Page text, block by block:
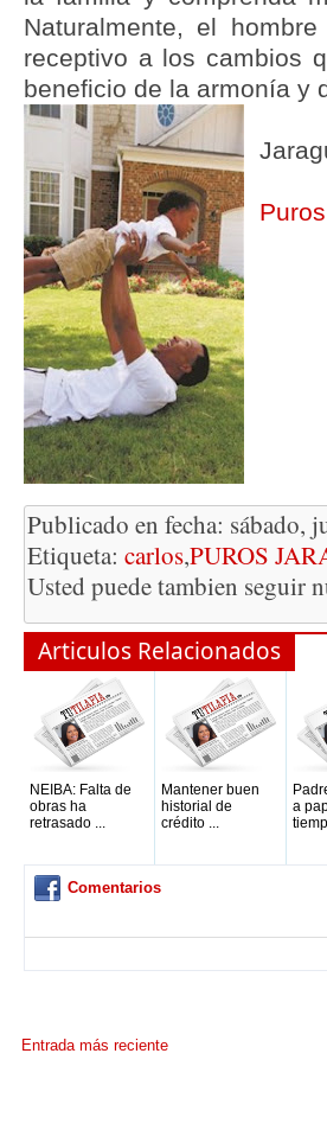
Naturalmente, el
receptivo a los cambios
beneficio de la armonía y
Puros
Publicado en fecha: sábado,
Etiqueta: carlos,PUROS
Usted puede tambien seguir
Articulos Relacionados
NEIBA: Falta de
obras ha
retrasado ...
Mantener buen
historial de
crédito ...
a
Comentarios
Entrada más reciente